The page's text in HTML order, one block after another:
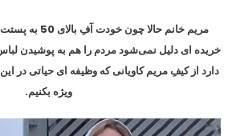
مریم خانم حالا
خریده ای دلیل نمی‌شود مردم را هم به پوشیدن
دارد از کیفِ مریم کاویانی که وظیفه ای حیاتی در
ویژه بکنیم.